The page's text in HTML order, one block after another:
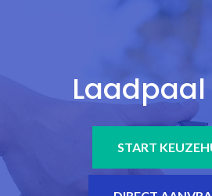
Laadpaal
START